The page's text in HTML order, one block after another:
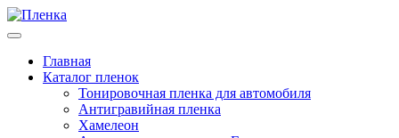
Главная
Каталог пленок
Тонировочная пленка для автомобиля
Антигравийная пленка
Хамелеон